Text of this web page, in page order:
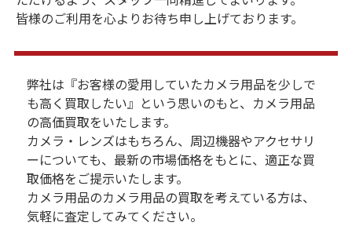
皆様のご利用を心よりお待ち申し上げております。
弊社は『お客様の愛用していたカメラ用品を少しで
も高く買取したい』という思いのもと、カメラ用品
の高価買取をいたします。
カメラ・レンズはもちろん、周辺機器やアクセサリ
ーについても、最新の市場価格をもとに、適正な買
取価格をご提示いたします。
カメラ用品のカメラ用品の買取を考えている方は、
気軽に査定してみてください。